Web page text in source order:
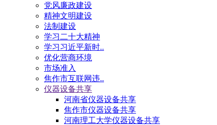
党风廉政建设
精神文明建设
法制建设
学习二十大精神
学习习近平新时..
优化营商环境
市场准入
焦作市互联网违..
仪器设备共享
河南省仪器设备共享
焦作市仪器设备共享
河南理工大学仪器设备共享